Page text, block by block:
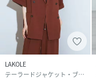
LAKOLE
テーラードジャケット・ブレザー